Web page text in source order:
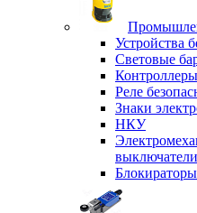
Устройства
Световые
Реле
Знаки
НКУ
выключатели